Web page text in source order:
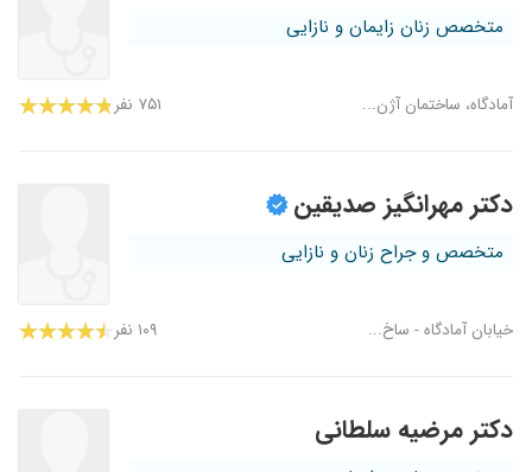
متخصص زنان زایمان و نازایی
آمادگاه، ساختمان آژن... ۷۵۱ نفر
دکتر مهرانگیز صدیقین
متخصص و جراح زنان و نازایی
خیابان آمادگاه - ساخ... ۱۰۹ نفر
دکتر مرضیه سلطانی